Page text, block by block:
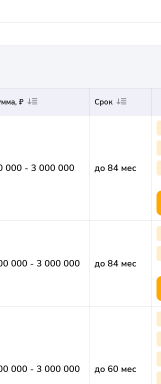
₽ Срок
000 - 3 000 000 до 84 мес
000 - 3 000 000 до 84 мес
000 - 3 000 000 до 60 мес